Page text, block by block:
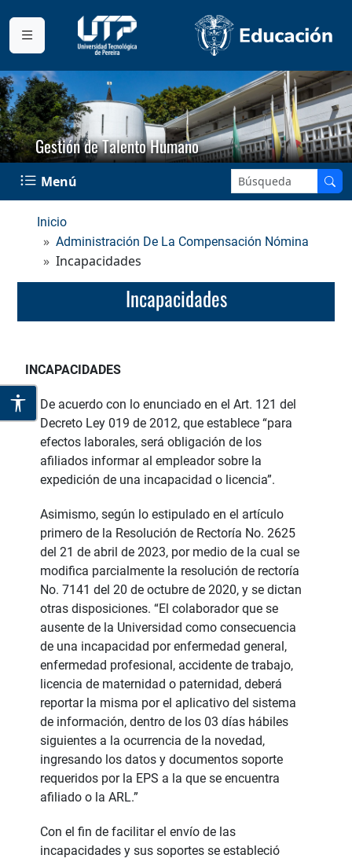
Gestión de Talento Humano
Menú Buscar en el sitio:
Inicio
Administración De La Compensación Nómina
Incapacidades
Incapacidades
INCAPACIDADES
De acuerdo con lo enunciado en el Art. 121 del
Decreto Ley 019 de 2012, que establece “para
efectos laborales, será obligación de los
afiliados informar al empleador sobre la
expedición de una incapacidad o licencia”.
Asimismo, según lo estipulado en el artículo
primero de la Resolución de Rectoría No. 2625
del 21 de abril de 2023, por medio de la cual se
modifica parcialmente la resolución de rectoría
No. 7141 del 20 de octubre de 2020, y se dictan
otras disposiciones. “El colaborador que se
ausente de la Universidad como consecuencia
de una incapacidad por enfermedad general,
enfermedad profesional, accidente de trabajo,
licencia de maternidad o paternidad, deberá
reportar la misma por el aplicativo del sistema
de información, dentro de los 03 días hábiles
siguientes a la ocurrencia de la novedad,
ingresando los datos y documentos soporte
requeridos por la EPS a la que se encuentra
afiliado o la ARL.”
Con el fin de facilitar el envío de las
incapacidades y sus soportes se estableció